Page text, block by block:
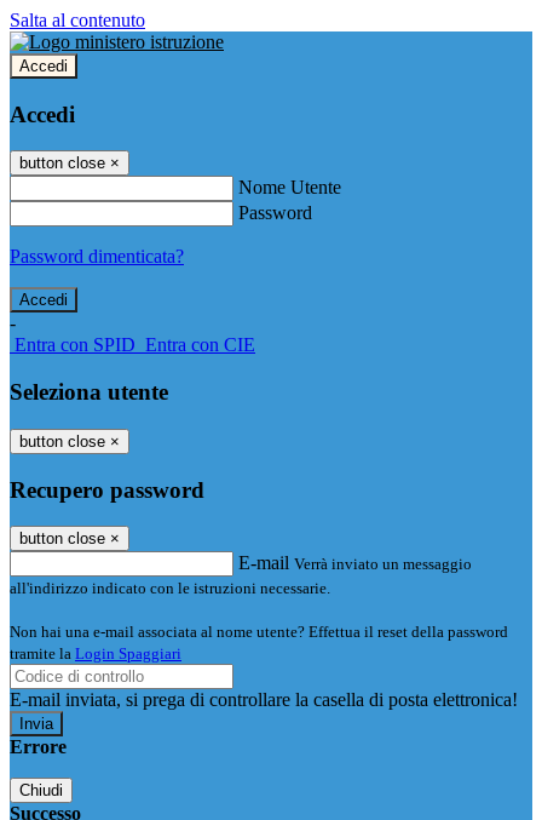
Salta al contenuto
Accedi
Accedi
button close ×
Nome Utente
Password
Password dimenticata?
-
Entra con SPID Entra con CIE
Seleziona utente
button close ×
Recupero password
button close ×
E-mail Verrà inviato un messaggio
all'indirizzo indicato con le istruzioni necessarie.
Non hai una e-mail associata al nome utente? Effettua il reset della password
tramite la Login Spaggiari
E-mail inviata, si prega di controllare la casella di posta elettronica!
Errore
Chiudi
Successo